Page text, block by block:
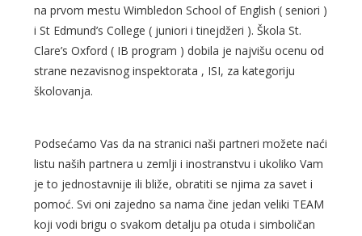
na prvom mestuWimbledon School of English ( seniori )
i St Edmund’s College ( juniori i tinejdžeri ). ŠkolaSt.
Clare’s Oxford( IB program ) dobila je najvišu ocenu od
strane nezavisnog inspektorata , ISI, za kategoriju
školovanja.
Podsećamo Vas da na stranicinaši partnerimožete naći
listu naših partnera u zemlji i inostranstvu i ukoliko Vam
je to jednostavnije ili bliže, obratiti se njima za savet i
pomoć. Svi oni zajedno sa nama čine jedan veliki TEAM
koji vodi brigu o svakom detalju pa otuda i simboličan